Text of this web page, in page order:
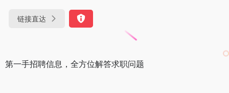
链接直达
第一手招聘信息，全方位解答求职问题